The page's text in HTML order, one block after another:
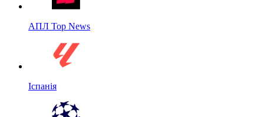
АПЛ Top News
Іспанія